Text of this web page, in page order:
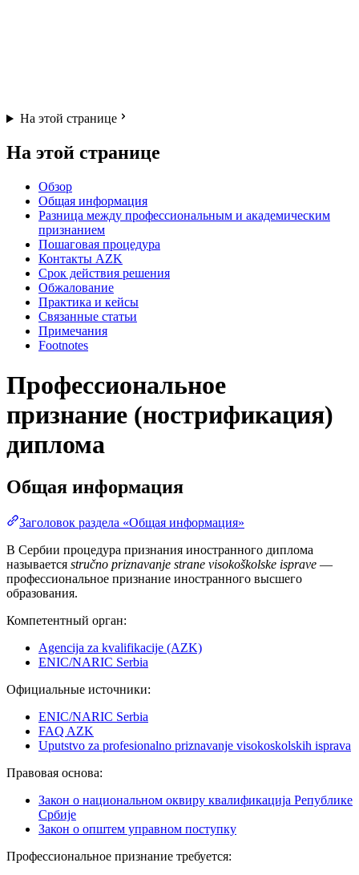
На этой странице
На этой странице
Обзор
Общая информация
Разница между профессиональным и академическим
признанием
Пошаговая процедура
Контакты AZK
Срок действия решения
Обжалование
Практика и кейсы
Связанные статьи
Примечания
Footnotes
Профессиональное
признание (нострификация)
диплома
Общая информация
Заголовок раздела «Общая информация»
В Сербии процедура признания иностранного диплома
называется stručno priznavanje strane visokoškolske isprave —
профессиональное признание иностранного высшего
образования.
Компетентный орган:
Agencija za kvalifikacije (AZK)
ENIC/NARIC Serbia
Официальные источники:
ENIC/NARIC Serbia
FAQ AZK
Uputstvo za profesionalno priznavanje visokoskolskih isprava
Правовая основа:
Закон о национальном оквиру квалификација Републике
Србије
Закон о општем управном поступку
Профессиональное признание требуется: